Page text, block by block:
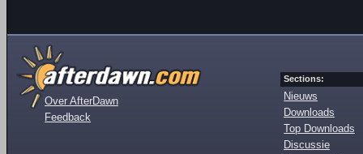
Over AfterDawn
Feedback
Sections:
Nieuws
Downloads
Top Downloads
Discussie